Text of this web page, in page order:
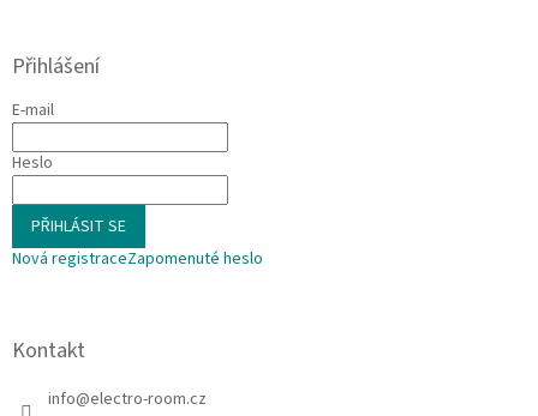
Přihlášení
E-mail
Heslo
PŘIHLÁSIT SE
Nová registraceZapomenuté heslo
Kontakt
info@electro-room.cz